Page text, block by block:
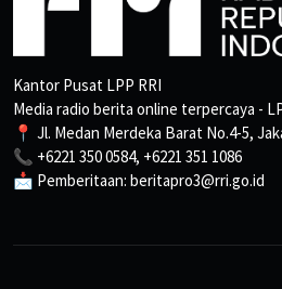
Kantor Pusat LPP RRI
Media radio berita online terpercaya -
📍 Jl. Medan Merdeka Barat No.4-5,
📞 +6221 350 0584, +6221 351 1086
📩 Pemberitaan: beritapro3@rri.go.id